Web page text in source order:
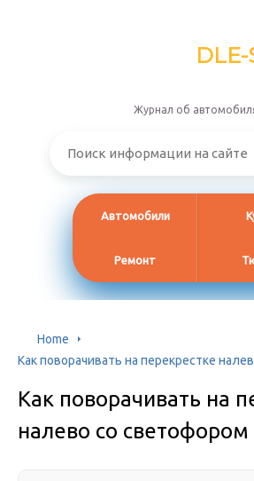
Журнал об
Автомобили
Ремонт
Home
Как поворачивать на перекрестке
Как поворачивать на
налево со светофором